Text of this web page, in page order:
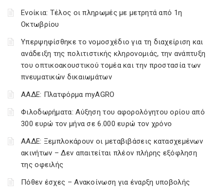
Ενοίκια: Τέλος οι πληρωμές με μετρητά από 1η
Οκτωβρίου
Υπερψηφίσθηκε το νομοσχέδιο για τη διαχείριση και
ανάδειξη της πολιτιστικής κληρονομιάς, την ανάπτυξη
του οπτικοακουστικού τομέα και την προστασία των
πνευματικών δικαιωμάτων
ΑΑΔΕ: Πλατφόρμα myAGRO
Φιλοδωρήματα: Αύξηση του αφορολόγητου ορίου από
300 ευρώ τον μήνα σε 6.000 ευρώ τον χρόνο
ΑΑΔΕ: Ξεμπλοκάρουν οι μεταβιβάσεις κατασχεμένων
ακινήτων – Δεν απαιτείται πλέον πλήρης εξόφληση
της οφειλής
Πόθεν έσχες – Ανακοίνωση για έναρξη υποβολής